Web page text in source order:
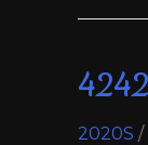
2020S /